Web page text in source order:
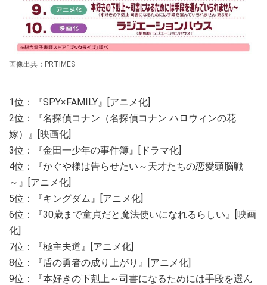
画像出典：PRTIMES
1位：『SPY×FAMILY』[アニメ化]
2位：『名探偵コナン（名探偵コナン ハロウィンの花
嫁）』[映画化]
3位：『金田一少年の事件簿』[ドラマ化]
4位：『かぐや様は告らせたい～天才たちの恋愛頭脳戦
～』[アニメ化]
5位：『キングダム』[アニメ化]
6位：『30歳まで童貞だと魔法使いになれるらしい』[映画
化]
7位：『極主夫道』[アニメ化]
8位：『盾の勇者の成り上がり』[アニメ化]
9位：『本好きの下剋上～司書になるためには手段を選ん